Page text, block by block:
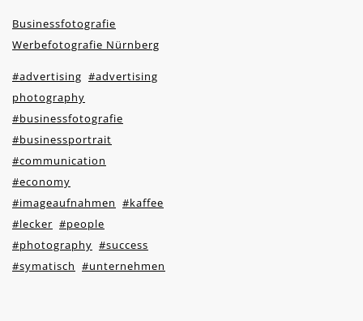
Businessfotografie
Werbefotografie Nürnberg
#advertising #advertising
photography
#businessfotografie
#businessportrait
#communication
#economy
#imageaufnahmen #kaffee
#lecker #people
#photography #success
#symatisch #unternehmen